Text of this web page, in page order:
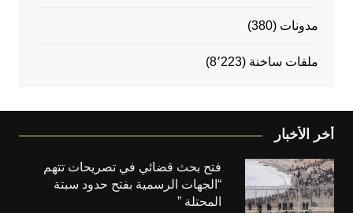
مدونات (380)
ملفات ساخنة (8٬223)
أخر الأخبار
فتح بحث قضائي في تصريحات تتهم
“الجهات الرسمية بفتح حدود سبتة
المحتلة ”